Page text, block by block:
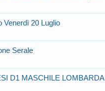
Venerdì 20 Luglio
Serale
D1 MASCHILE LOMBARDA